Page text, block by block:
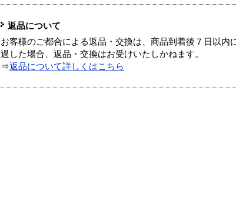
返品について
お客様のご都合による返品・交換は、商品到着後７日以
過した場合、返品・交換はお受けいたしかねます。
⇒返品について詳しくはこちら